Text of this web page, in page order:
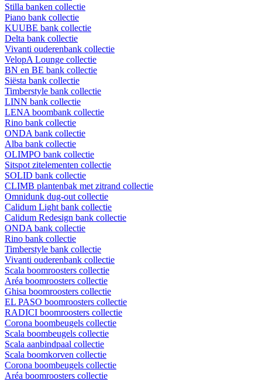
Stilla banken collectie
Piano bank collectie
KUUBE bank collectie
Delta bank collectie
Vivanti ouderenbank collectie
VelopA Lounge collectie
BN en BE bank collectie
Siësta bank collectie
Timberstyle bank collectie
LINN bank collectie
LENA boombank collectie
Rino bank collectie
ONDA bank collectie
Alba bank collectie
OLIMPO bank collectie
Sitspot zitelementen collectie
SOLID bank collectie
CLIMB plantenbak met zitrand collectie
Omnidunk dug-out collectie
Calidum Light bank collectie
Calidum Redesign bank collectie
ONDA bank collectie
Rino bank collectie
Timberstyle bank collectie
Vivanti ouderenbank collectie
Scala boomroosters collectie
Aréa boomroosters collectie
Ghisa boomroosters collectie
EL PASO boomroosters collectie
RADICI boomroosters collectie
Corona boombeugels collectie
Scala boombeugels collectie
Scala aanbindpaal collectie
Scala boomkorven collectie
Corona boombeugels collectie
Aréa boomroosters collectie